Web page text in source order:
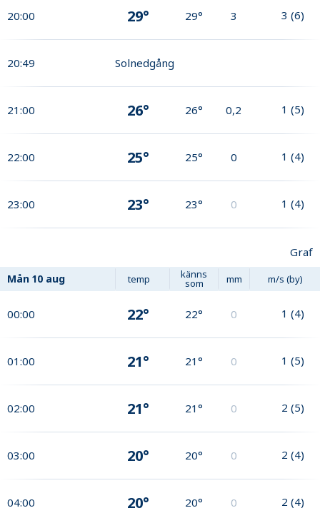
20:00 29° 29° 3 3 (6)
20:49 Solnedgång
21:00 26° 26° 0,2 1 (5)
22:00 25° 25° 0 1 (4)
23:00 23° 23° 0 1 (4)
Graf
Mån 10 aug temp känns
som mm m/s (by)
00:00 22° 22° 0 1 (4)
01:00 21° 21° 0 1 (5)
02:00 21° 21° 0 2 (5)
03:00 20° 20° 0 2 (4)
04:00 20° 20° 0 2 (4)